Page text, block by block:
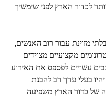
לכדור הארץ לפני שימשיך
מזוינת עבור רוב האנשים,
מקצועיים מצוידים
עשויים לפספס את האירוע
בעלי ערך רב להבנת
של כדור הארץ משפיעה